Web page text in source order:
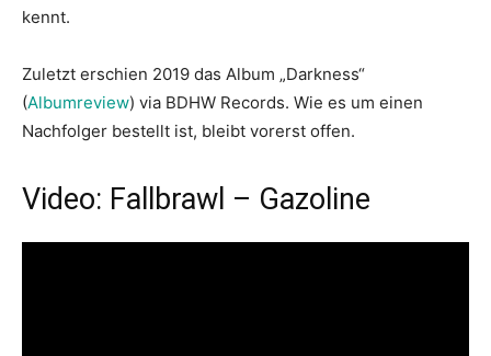
kennt.
Zuletzt erschien 2019 das Album „Darkness“
(Albumreview) via BDHW Records. Wie es um einen
Nachfolger bestellt ist, bleibt vorerst offen.
Video: Fallbrawl – Gazoline